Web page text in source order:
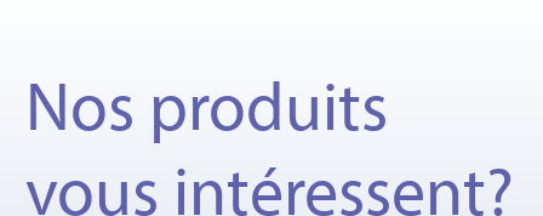
Nos produits
vous intéressent?